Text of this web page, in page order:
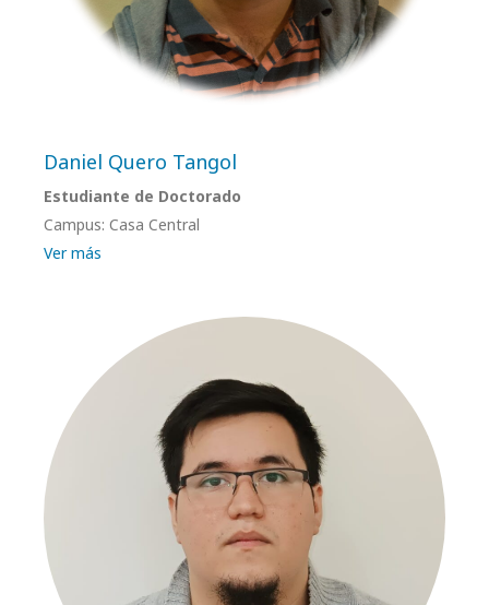
Daniel Quero Tangol
Estudiante de Doctorado
Campus: Casa Central
Ver más